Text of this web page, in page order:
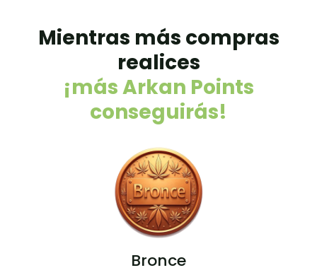
Mientras más compras
realices
¡más Arkan Points
conseguirás!
Bronce